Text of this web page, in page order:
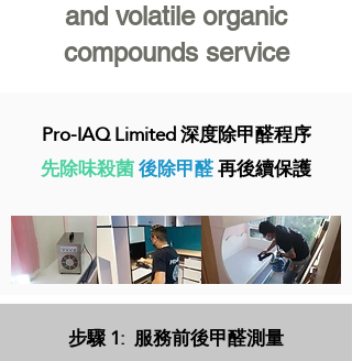
and volatile organic
compounds service
Pro-IAQ Limited 深度除甲醛程序
先除味殺菌後除甲醛再後續保護
步驟 1: 服務前後甲醛測量​